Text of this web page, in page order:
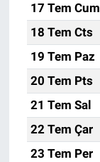
17 Tem Cum
18 Tem Cts
19 Tem Paz
20 Tem Pts
21 Tem Sal
22 Tem Çar
23 Tem Per